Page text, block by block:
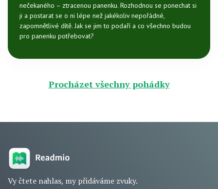
nečekaného – ztracenou panenku. Rozhodnou se ponechat si
ji a postarat se o ni lépe než jakékoliv nepořádné,
zapomnětlivé dítě. Jak se jim to podaří a co všechno budou
pro panenku potřebovat?
Procházet všechny pohádky
Vy čtete nahlas, my přidáváme zvuky.